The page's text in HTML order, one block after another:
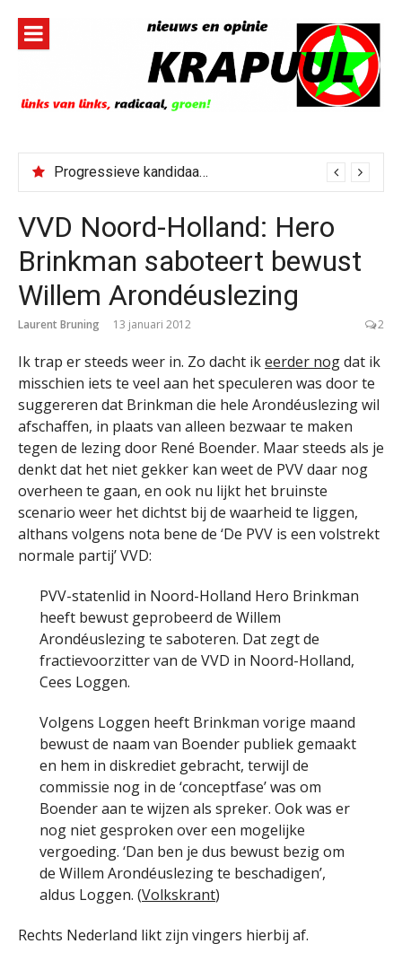
inhoud
Progressieve kandidaat El-Sayed senaatskandidaat Michigan
VVD Noord-Holland: Hero
Brinkman saboteert bewust
Willem Arondéuslezing
Laurent Bruning 13 januari 2012 2
Ik trap er steeds weer in. Zo dacht ikeerder nogdat ik
misschien iets te veel aan het speculeren was door te
suggereren dat Brinkman die hele Arondéuslezing wil
afschaffen, in plaats van alleen bezwaar te maken
tegen de lezing door René Boender. Maar steeds als je
denkt dat het niet gekker kan weet de PVV daar nog
overheen te gaan, en ook nu lijkt het bruinste
scenario weer het dichtst bij de waarheid te liggen,
althans volgens nota bene de ‘De PVV is een volstrekt
normale partij’ VVD:
PVV-statenlid in Noord-Holland Hero Brinkman
heeft bewust geprobeerd de Willem
Arondéuslezing te saboteren. Dat zegt de
fractievoorzitter van de VVD in Noord-Holland,
Cees Loggen.
Volgens Loggen heeft Brinkman vorige maand
bewust de naam van Boender publiek gemaakt
en hem in diskrediet gebracht, terwijl de
commissie nog in de ‘conceptfase’ was om
Boender aan te wijzen als spreker. Ook was er
nog niet gesproken over een mogelijke
vergoeding. ‘Dan ben je dus bewust bezig om
de Willem Arondéuslezing te beschadigen’,
aldus Loggen. (Volkskrant)
Rechts Nederland likt zijn vingers hierbij af.